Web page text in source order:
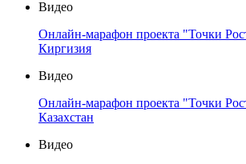
Видео
Онлайн-марафон проекта "Точки
Киргизия
Видео
Онлайн-марафон проекта "Точки
Казахстан
Видео